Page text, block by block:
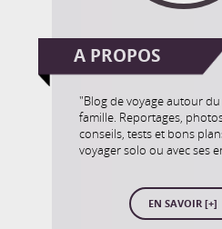
A PROPOS
"Blog de voyage autour
famille. Reportages,
conseils, tests et bons
voyager solo ou avec ses
EN SAVOIR [+]